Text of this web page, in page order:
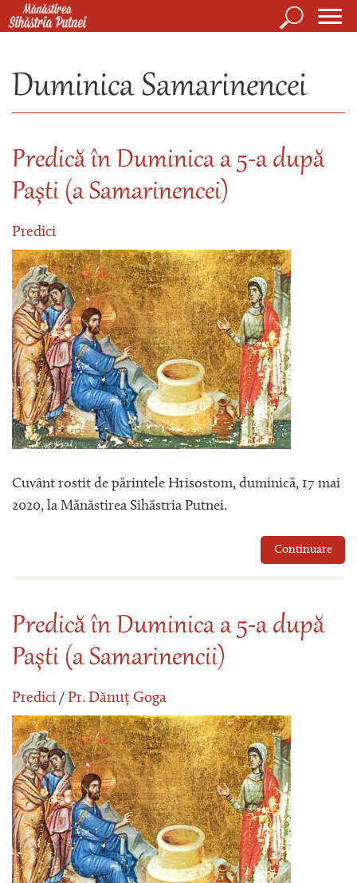
Mergi la conţinutul principal
Căutare
Duminica Samarinencei
Predică în Duminica a 5-a după
Paşti (a Samarinencei)
Predici
Cuvânt rostit de părintele Hrisostom, duminică, 17 mai
2020, la Mănăstirea Sihăstria Putnei.
Continuare
Predică în Duminica a 5-a după
Paşti (a Samarinencii)
Predici / Pr. Dănuț Goga